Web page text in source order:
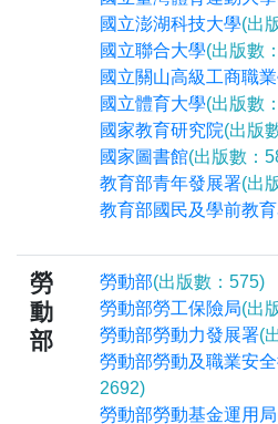
國立澎湖科技大學(出
國立聯合大學(出版數
國立關山高級工商職
國立體育大學(出版數
國家教育研究院(出版
國家圖書館(出版數：
教育部青年發展署(出
教育部國民及學前教
勞
動
部
勞動部(出版數：575)
勞動部勞工保險局(出
勞動部勞動力發展署(
勞動部勞動及職業安
2692)
勞動部勞動基金運用局